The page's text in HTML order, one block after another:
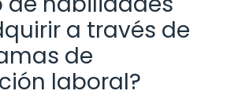
a través de
de
laboral?